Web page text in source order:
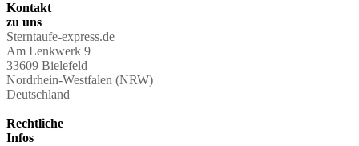
Kontakt
zu uns
Sterntaufe-express.de
Am Lenkwerk 9
33609 Bielefeld
Nordrhein-Westfalen (NRW)
Deutschland
Rechtliche
Infos